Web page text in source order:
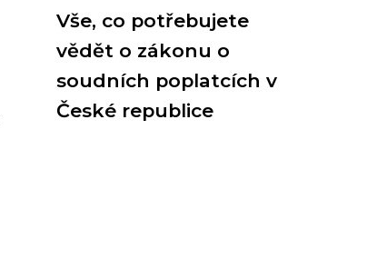
Vše, co potřebujete
vědět o zákonu o
soudních poplatcích v
České republice